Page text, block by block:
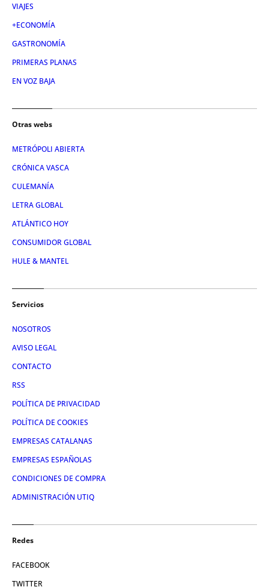
VIAJES
+ECONOMÍA
GASTRONOMÍA
PRIMERAS PLANAS
EN VOZ BAJA
Otras webs
METRÓPOLI ABIERTA
CRÓNICA VASCA
CULEMANÍA
LETRA GLOBAL
ATLÁNTICO HOY
CONSUMIDOR GLOBAL
HULE & MANTEL
Servicios
NOSOTROS
AVISO LEGAL
CONTACTO
RSS
POLÍTICA DE PRIVACIDAD
POLÍTICA DE COOKIES
EMPRESAS CATALANAS
EMPRESAS ESPAÑOLAS
CONDICIONES DE COMPRA
ADMINISTRACIÓN UTIQ
Redes
FACEBOOK
TWITTER